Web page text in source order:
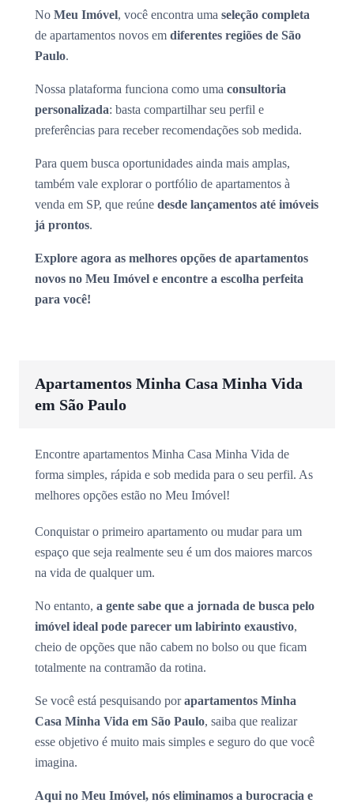
No Meu Imóvel, você encontra uma seleção completa
de apartamentos novos em diferentes regiões de São
Paulo.
Nossa plataforma funciona como uma consultoria
personalizada: basta compartilhar seu perfil e
preferências para receber recomendações sob medida.
Para quem busca oportunidades ainda mais amplas,
também vale explorar o portfólio de apartamentos à
venda em SP, que reúne desde lançamentos até imóveis
já prontos.
Explore agora as melhores opções de apartamentos
novos no Meu Imóvel e encontre a escolha perfeita
para você!
Apartamentos Minha Casa Minha Vida
em São Paulo
Encontre apartamentos Minha Casa Minha Vida de
forma simples, rápida e sob medida para o seu perfil. As
melhores opções estão no Meu Imóvel!
Conquistar o primeiro apartamento ou mudar para um
espaço que seja realmente seu é um dos maiores marcos
na vida de qualquer um.
No entanto, a gente sabe que a jornada de busca pelo
imóvel ideal pode parecer um labirinto exaustivo,
cheio de opções que não cabem no bolso ou que ficam
totalmente na contramão da rotina.
Se você está pesquisando porapartamentos Minha
Casa Minha Vida em São Paulo, saiba que realizar
esse objetivo é muito mais simples e seguro do que você
imagina.
Aqui no Meu Imóvel, nós eliminamos a burocracia e